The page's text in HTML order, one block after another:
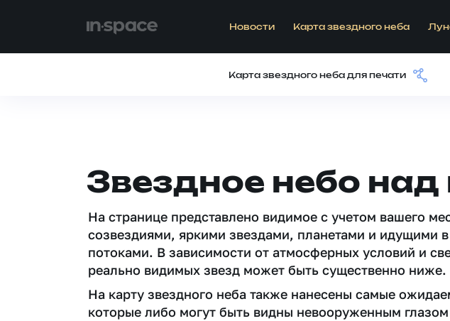
Новости Карта звездного неба
Карта звездного неба для печати
Звездное небо
На странице представлено видимое c учетом вашего
созвездиями, яркими звездами, планетами и идущими
потоками. В зависимости от атмосферных условий и
реально видимых звезд может быть существенно ниже.
На карту звездного неба также нанесены самые
которые либо могут быть видны невооруженным